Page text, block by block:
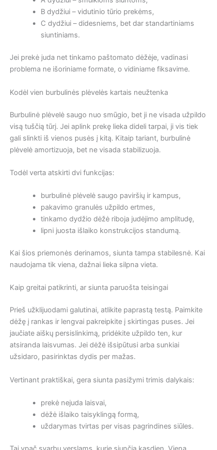
B dydžiui – vidutinio tūrio prekėms,
C dydžiui – didesniems, bet dar standartiniams
siuntiniams.
Jei prekė juda net tinkamo paštomato dėžėje, vadinasi
problema ne išoriniame formate, o vidiniame fiksavime.
Kodėl vien burbulinės plėvelės kartais neužtenka
Burbulinė plėvelė saugo nuo smūgio, bet ji ne visada užpildo
visą tuščią tūrį. Jei aplink prekę lieka dideli tarpai, ji vis tiek
gali slinkti iš vienos pusės į kitą. Kitaip tariant, burbulinė
plėvelė amortizuoja, bet ne visada stabilizuoja.
Todėl verta atskirti dvi funkcijas:
burbulinė plėvelė saugo paviršių ir kampus,
pakavimo granulės užpildo ertmes,
tinkamo dydžio dėžė riboja judėjimo amplitudę,
lipni juosta išlaiko konstrukcijos standumą.
Kai šios priemonės derinamos, siunta tampa stabilesnė. Kai
naudojama tik viena, dažnai lieka silpna vieta.
Kaip greitai patikrinti, ar siunta paruošta teisingai
Prieš užklijuodami galutinai, atlikite paprastą testą. Paimkite
dėžę į rankas ir lengvai pakreipkite į skirtingas puses. Jei
jaučiate aiškų persislinkimą, pridėkite užpildo ten, kur
atsiranda laisvumas. Jei dėžė išsipūtusi arba sunkiai
užsidaro, pasirinktas dydis per mažas.
Vertinant praktiškai, gera siunta pasižymi trimis dalykais:
prekė nejuda laisvai,
dėžė išlaiko taisyklingą formą,
uždarymas tvirtas per visas pagrindines siūles.